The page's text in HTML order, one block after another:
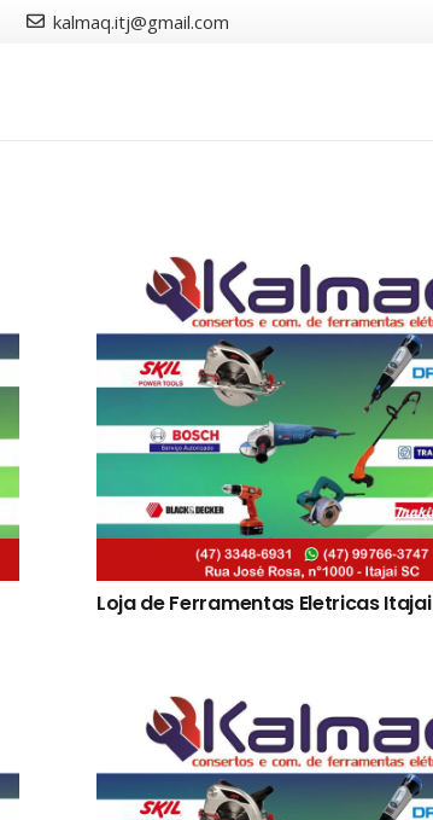
kalmaq.itj@gmail.com
Loja de Ferramentas Eletricas Itajai